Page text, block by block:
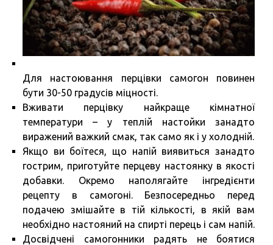
Для настоювання перцівки самогон повинен
бути 30-50 градусів міцності.
Вживати перцівку найкраще кімнатної
температури – у теплій настойки занадто
виражений важкий смак, так само як і у холодній.
Якщо ви боїтеся, що напій виявиться занадто
гострим, приготуйте перцеву настоянку в якості
добавки. Окремо наполягайте інгредієнти
рецепту в самогоні. Безпосередньо перед
подачею змішайте в тій кількості, в якій вам
необхідно настояний на спирті перець і сам напій.
Досвідчені самогонники радять не боятися